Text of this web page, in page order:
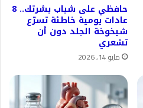
حافظي على شباب بشرتك.. 8
عادات يومية خاطئة تسرّع
شيخوخة الجلد دون أن
تشعري
مايو 14, 2026